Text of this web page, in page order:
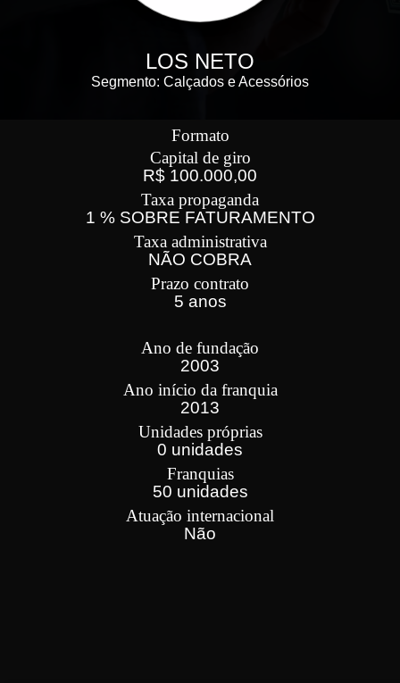
LOS NETO
Segmento: Calçados e Acessórios
Formato
Capital de giro
R$ 100.000,00
Taxa propaganda
1 % SOBRE FATURAMENTO
Taxa administrativa
NÃO COBRA
Prazo contrato
5 anos
Ano de fundação
2003
Ano início da franquia
2013
Unidades próprias
0 unidades
Franquias
50 unidades
Atuação internacional
Não